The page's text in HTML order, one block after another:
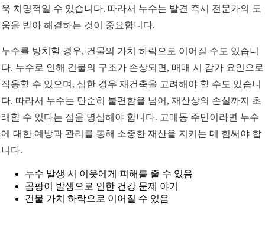
욱 치명적일 수 있습니다. 따라서 누수는 발견 즉시 전문가의 도
움을 받아 해결하는 것이 중요합니다.
누수를 방치할 경우, 건물의 가치 하락으로 이어질 수도 있습니
다. 누수로 인해 건물의 구조가 손상되면, 매매 시 감가 요인으로
작용할 수 있으며, 심한 경우 재건축을 고려해야 할 수도 있습니
다. 따라서 누수는 단순히 불편함을 넘어, 재산상의 손실까지 초
래할 수 있다는 점을 명심해야 합니다. 고매동 주민이라면 누수
에 대한 예방과 관리를 통해 소중한 재산을 지키는 데 힘써야 합
니다.
누수 발생 시 이웃에게 피해를 줄 수 있음
곰팡이 발생으로 인한 건강 문제 야기
건물 가치 하락으로 이어질 수 있음